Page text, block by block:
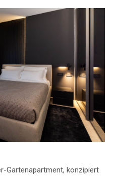
Gartenapartment, konzipiert